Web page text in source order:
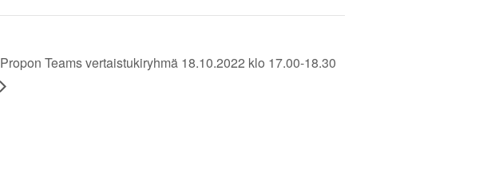
Propon Teams vertaistukiryhmä 18.10.2022 klo 17.00-18.30